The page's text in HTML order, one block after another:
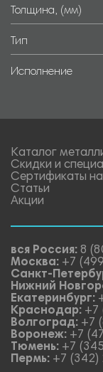
Толщина, (мм)
Тип
Исполнение
Каталог
Скидки и
Сертификаты
Статьи
Акции
вся Россия: 8
Москва: +7
Санкт-
Нижний
Екатеринбург:
Краснодар: +7
Волгоград: +7
Воронеж: +7
Тюмень: +7
Пермь: +7 (342)